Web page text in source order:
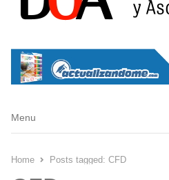
Menu
Menu
Home Posts tagged: CFD